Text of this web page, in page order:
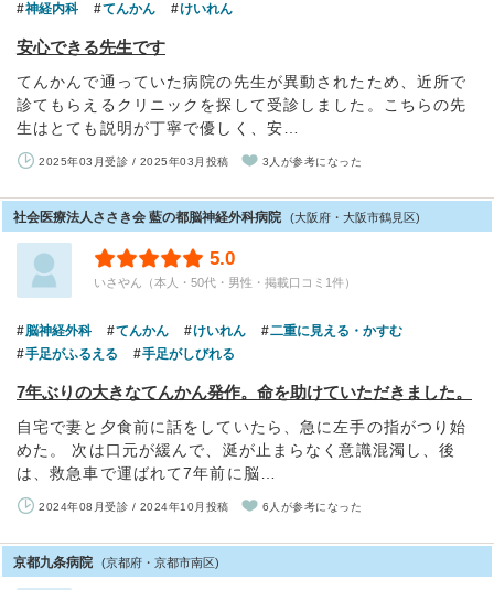
神経内科 てんかん けいれん
安心できる先生です
てんかんで通っていた病院の先生が異動されたため、近所で
診てもらえるクリニックを探して受診しました。こちらの先
生はとても説明が丁寧で優しく、安…
2025年03月受診 / 2025年03月投稿 3人が参考になった
社会医療法人ささき会 藍の都脳神経外科病院 (大阪府・大阪市鶴見区)
5.0
いさやん（本人・50代・男性・掲載口コミ1件）
脳神経外科 てんかん けいれん
二重に見える・かすむ
手足がふるえる
手足がしびれる
7年ぶりの大きなてんかん発作。命を助けていただきました。
自宅で妻と夕食前に話をしていたら、急に左手の指がつり始
めた。 次は口元が緩んで、涎が止まらなく意識混濁し、後
は、救急車で運ばれて7年前に脳…
2024年08月受診 / 2024年10月投稿 6人が参考になった
京都九条病院 (京都府・京都市南区)